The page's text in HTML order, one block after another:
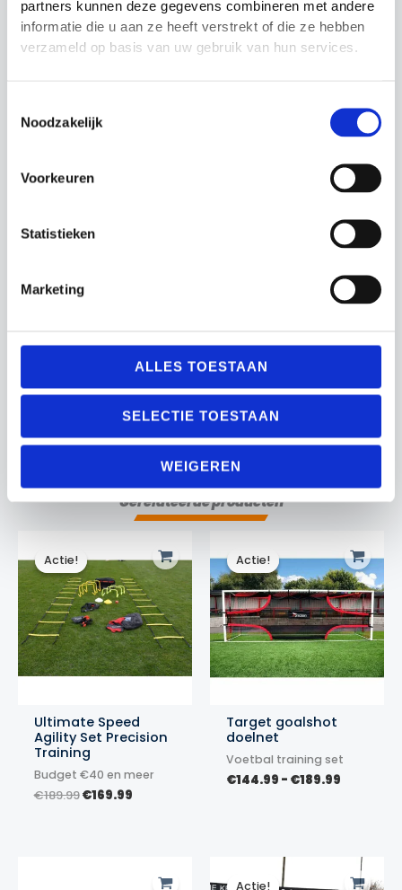
partners kunnen deze gegevens combineren met andere
informatie die u aan ze heeft verstrekt of die ze hebben
verzameld op basis van uw gebruik van hun services.
Noodzakelijk
Voorkeuren
Statistieken
Marketing
ALLES TOESTAAN
SELECTIE TOESTAAN
WEIGEREN
1x Stopwatch Maxim 150
1x Scheidsrechtersfluit
Of je nu een beginnende trainer bent of werkt met
een prestatief team – met deze sets heb je het juiste
Gerelateerde producten
Actie!
Actie!
Ultimate Speed
Agility Set Precision
Training
Budget €40 en meer
€189.99Oorspronkelijke
€169.99Huidige
Actie!
Actie!
Target goalshot
doelnet
Voetbal training set
€144.99 - €189.99
Actie!
Actie!